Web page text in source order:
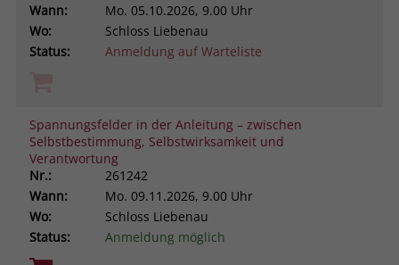
Wann:
Mo. 05.10.2026, 9.00 Uhr
Wo:
Schloss Liebenau
Status:
Anmeldung auf Warteliste
Spannungsfelder in der Anleitung – zwischen
Selbstbestimmung, Selbstwirksamkeit und
Verantwortung
Nr.:
261242
Wann:
Mo. 09.11.2026, 9.00 Uhr
Wo:
Schloss Liebenau
Status:
Anmeldung möglich